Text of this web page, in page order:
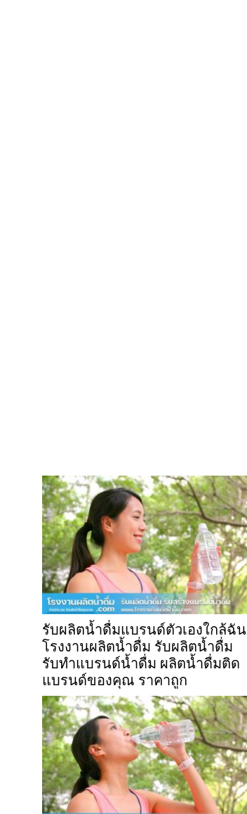
รับผลิตน้ำดื่มแบรนด์ตัวเองใกล้ฉัน
โรงงานผลิตน้ำดื่ม รับผลิตน้ำดื่ม
รับทำแบรนด์น้ำดื่ม ผลิตน้ำดื่มติด
แบรนด์ของคุณ ราคาถูก